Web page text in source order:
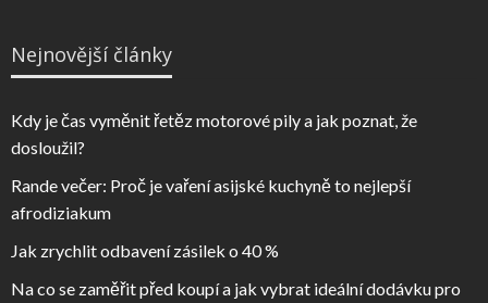
Nejnovější články
Kdy je čas vyměnit řetěz motorové pily a jak poznat, že
dosloužil?
Rande večer: Proč je vaření asijské kuchyně to nejlepší
afrodiziakum
Jak zrychlit odbavení zásilek o 40 %
Na co se zaměřit před koupí a jak vybrat ideální dodávku pro